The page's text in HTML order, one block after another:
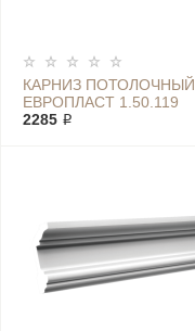
КАРНИЗ ПОТОЛОЧНЫЙ
ЕВРОПЛАСТ 1.50.119
2285 ₽